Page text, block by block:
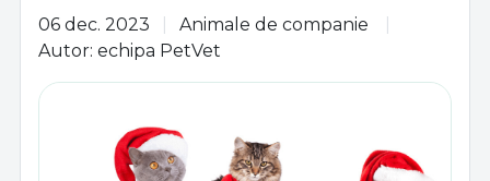
06 dec. 2023
Animale de companie
Autor: echipa PetVet